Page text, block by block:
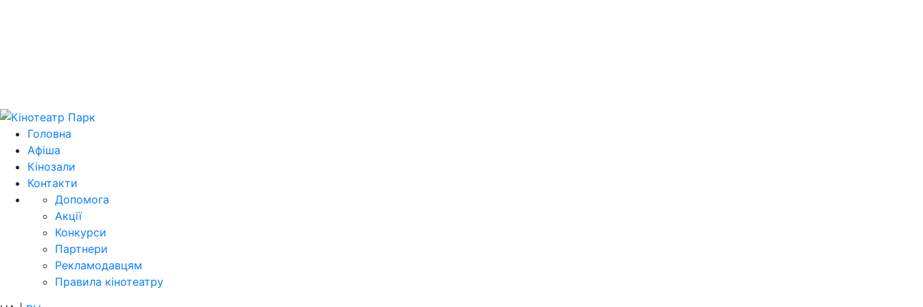
Головна
Афіша
Кінозали
Контакти
Допомога
Акції
Конкурси
Партнери
Рекламодавцям
Правила кінотеатру